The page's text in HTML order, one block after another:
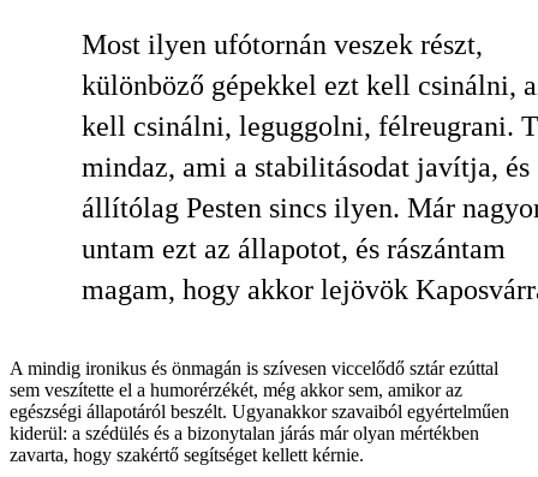
Most ilyen ufótornán veszek részt,
különböző gépekkel ezt kell csinálni,
kell csinálni, leguggolni, félreugrani.
mindaz, ami a stabilitásodat javítja, és
állítólag Pesten sincs ilyen. Már
untam ezt az állapotot, és rászántam
magam, hogy akkor lejövök
A mindig ironikus és önmagán is szívesen viccelődő sztár ezúttal
sem veszítette el a humorérzékét, még akkor sem, amikor az
egészségi állapotáról beszélt. Ugyanakkor szavaiból egyértelműen
kiderül: a szédülés és a bizonytalan járás már olyan mértékben
zavarta, hogy szakértő segítséget kellett kérnie.